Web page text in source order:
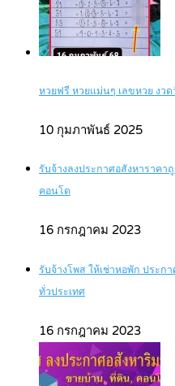
หวยฟรี หวยแม่นๆ เลขหวย งว
10 กุมภาพันธ์ 2025
รับจ้างลงประกาศอสังหาราค
คอนโด
16 กรกฎาคม 2023
รับจ้างโพส ให้เช่าหอพัก ประก
ทั่วประเทศ
16 กรกฎาคม 2023